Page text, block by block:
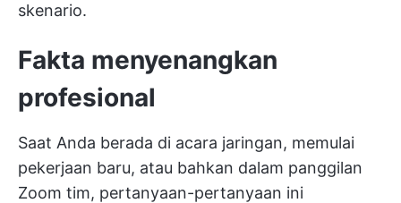
skenario.
Fakta menyenangkan
profesional
Saat Anda berada di acara jaringan, memulai
pekerjaan baru, atau bahkan dalam panggilan
Zoom tim, pertanyaan-pertanyaan ini